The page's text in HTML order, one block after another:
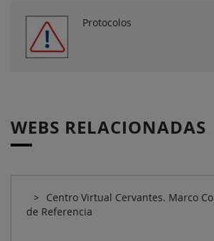
Protocolos
WEBS RELACIONADAS
Centro Virtual Cervantes. Marco
de Referencia